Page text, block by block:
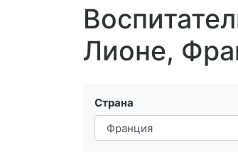
Лионе,
Страна